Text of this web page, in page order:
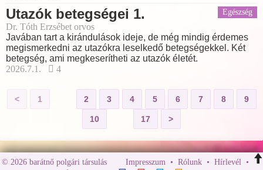
Egészség
Utazók betegségei 1.
Dr. Tóth Erzsébet orvos
Javában tart a kirándulások ideje, de még mindig érdemes
megismerkedni az utazókra leselkedő betegségekkel. Két
betegség, ami megkeserítheti az utazók életét.
2026.7.1.
4
< 1 2 3 4 5 6 7 8 9
10 17 >
© 2026 barátnő polgári társulás Impresszum• Rólunk• Hírlevél•